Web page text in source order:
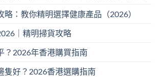
略：教你精明選擇健康產品（2026）
｜精明掃貨攻略
？2026年香港購買指南
隻好？2026香港選購指南